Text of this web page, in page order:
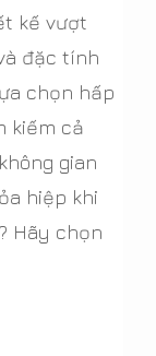
kế vượt
đặc tính
chọn hấp
kiếm cả
gian
hiệp khi
Hãy chọn